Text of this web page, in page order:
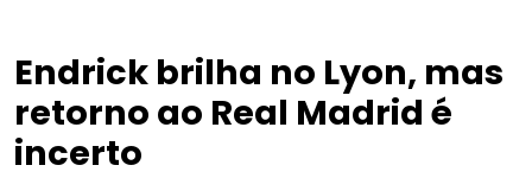
Endrick brilha no Lyon, mas
retorno ao Real Madrid é
incerto